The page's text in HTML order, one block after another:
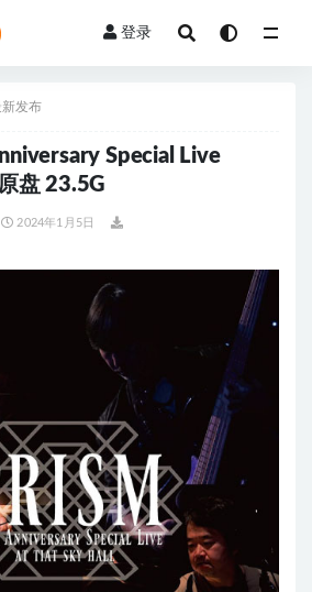
登录
新发布
Special Live
盘 23.5G
2024年1月5日